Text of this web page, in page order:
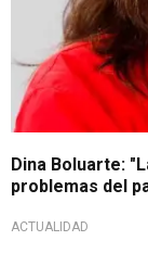
Dina Boluarte:
problemas del
ACTUALIDAD